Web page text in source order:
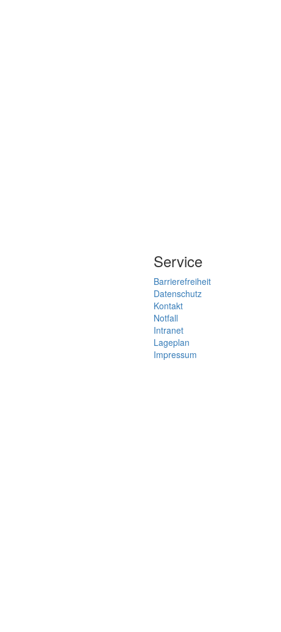
Service
Barrierefreiheit
Datenschutz
Kontakt
Notfall
Intranet
Lageplan
Impressum